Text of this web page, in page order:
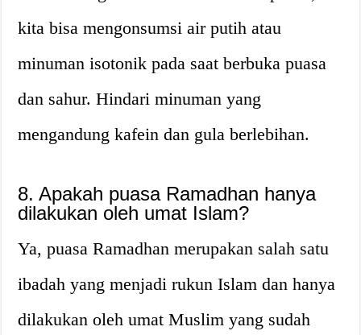
kita bisa mengonsumsi air putih atau
minuman isotonik pada saat berbuka puasa
dan sahur. Hindari minuman yang
mengandung kafein dan gula berlebihan.
8. Apakah puasa Ramadhan hanya
dilakukan oleh umat Islam?
Ya, puasa Ramadhan merupakan salah satu
ibadah yang menjadi rukun Islam dan hanya
dilakukan oleh umat Muslim yang sudah